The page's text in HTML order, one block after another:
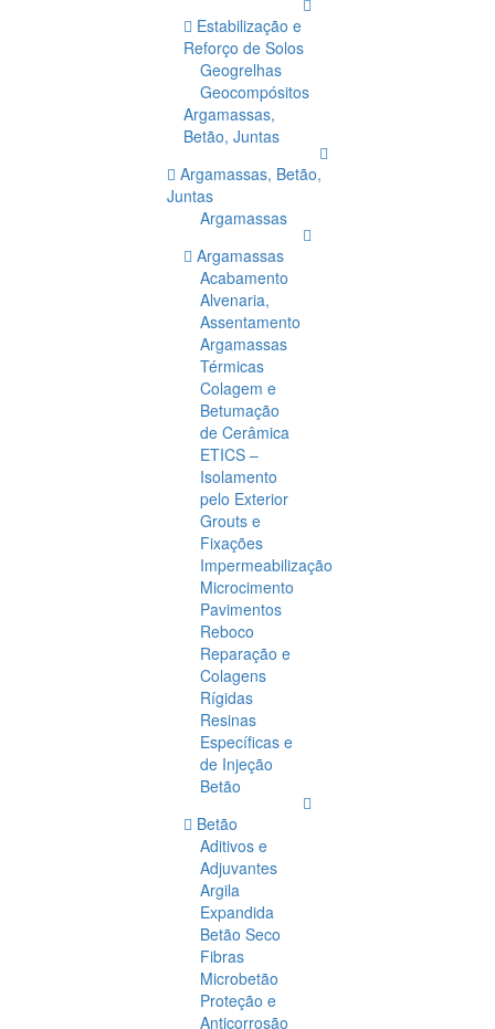
Estabilização e
Reforço de Solos
Geogrelhas
Geocompósitos
Argamassas,
Betão, Juntas
Argamassas, Betão,
Juntas
Argamassas
Argamassas
Acabamento
Alvenaria,
Assentamento
Argamassas
Térmicas
Colagem e
Betumação
de Cerâmica
ETICS –
Isolamento
pelo Exterior
Grouts e
Fixações
Impermeabilização
Microcimento
Pavimentos
Reboco
Reparação e
Colagens
Rígidas
Resinas
Específicas e
de Injeção
Betão
Betão
Aditivos e
Adjuvantes
Argila
Expandida
Betão Seco
Fibras
Microbetão
Proteção e
Anticorrosão